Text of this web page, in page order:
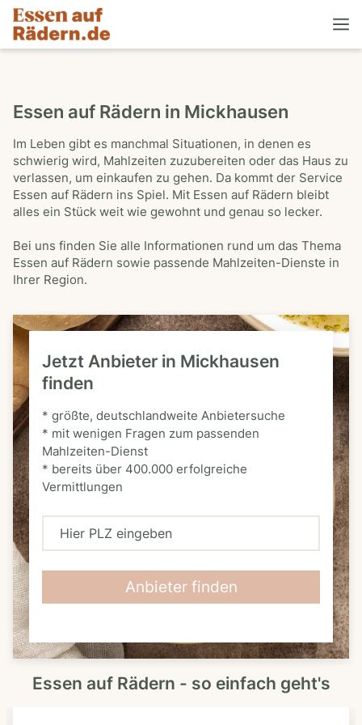
Essen auf Rädern in Mickhausen
Im Leben gibt es manchmal Situationen, in denen es
schwierig wird, Mahlzeiten zuzubereiten oder das Haus zu
verlassen, um einkaufen zu gehen. Da kommt der Service
Essen auf Rädern ins Spiel. Mit Essen auf Rädern bleibt
alles ein Stück weit wie gewohnt und genau so lecker.
Bei uns finden Sie alle Informationen rund um das Thema
Essen auf Rädern sowie passende Mahlzeiten-Dienste in
Ihrer Region.
Jetzt Anbieter in Mickhausen
finden
* größte, deutschlandweite Anbietersuche
* mit wenigen Fragen zum passenden
Mahlzeiten-Dienst
* bereits über 400.000 erfolgreiche
Vermittlungen
H
L
Z
Anbieter finden
Essen auf Rädern - so einfach geht's